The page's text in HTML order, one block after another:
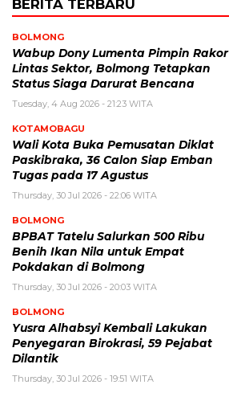
BERITA TERBARU
BOLMONG
Wabup Dony Lumenta Pimpin Rakor
Lintas Sektor, Bolmong Tetapkan
Status Siaga Darurat Bencana
Tuesday, 4 Aug 2026 - 21:23 WITA
KOTAMOBAGU
Wali Kota Buka Pemusatan Diklat
Paskibraka, 36 Calon Siap Emban
Tugas pada 17 Agustus
Thursday, 30 Jul 2026 - 22:06 WITA
BOLMONG
BPBAT Tatelu Salurkan 500 Ribu
Benih Ikan Nila untuk Empat
Pokdakan di Bolmong
Thursday, 30 Jul 2026 - 20:03 WITA
BOLMONG
Yusra Alhabsyi Kembali Lakukan
Penyegaran Birokrasi, 59 Pejabat
Dilantik
Thursday, 30 Jul 2026 - 19:51 WITA